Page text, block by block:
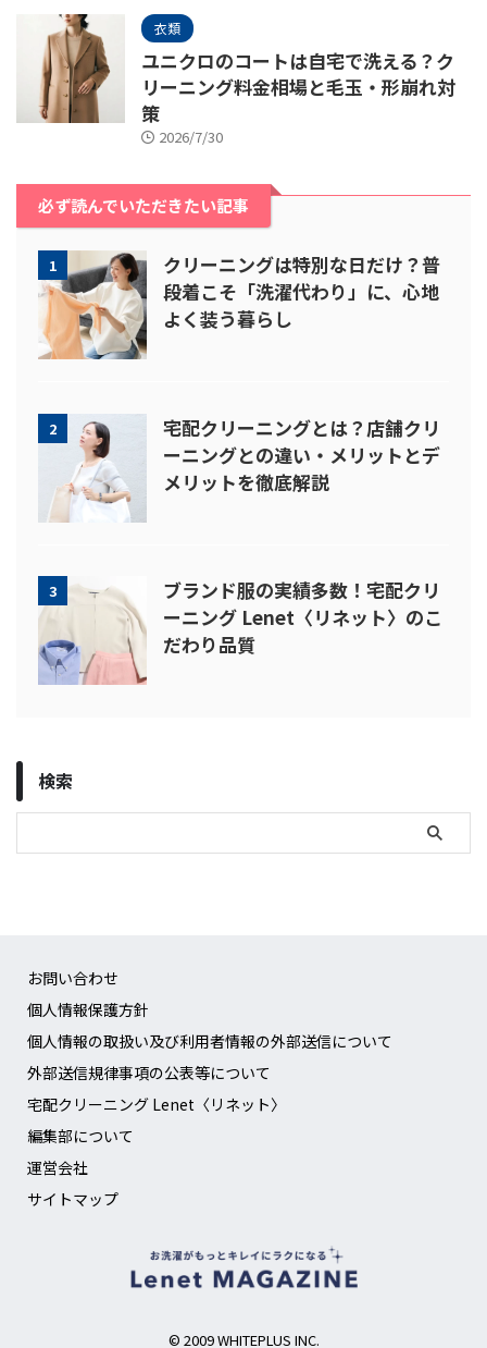
衣類
ユニクロのコートは自宅で洗える？ク
リーニング料金相場と毛玉・形崩れ対
策
2026/7/30
必ず読んでいただきたい記事
1
クリーニングは特別な日だけ？普
段着こそ「洗濯代わり」に、心地
よく装う暮らし
2
宅配クリーニングとは？店舗クリ
ーニングとの違い・メリットとデ
メリットを徹底解説
3
ブランド服の実績多数！宅配クリ
ーニング Lenet〈リネット〉のこ
だわり品質
検索
お問い合わせ
個人情報保護方針
個人情報の取扱い及び利用者情報の外部送信について
外部送信規律事項の公表等について
宅配クリーニング Lenet〈リネット〉
編集部について
運営会社
サイトマップ
© 2009 WHITEPLUS INC.